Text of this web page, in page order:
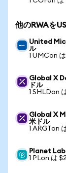
他のRWAを
United
ル
1 UMCon
Global X
ドル
1 SHLDon
Global X
米ドル
1 ARGTon
Planet
1 PLon は